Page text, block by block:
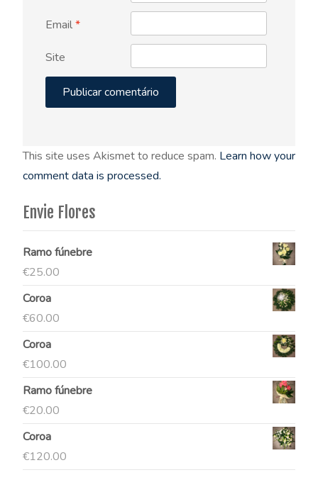
Email*
Site
This site uses Akismet to reduce spam. Learn how your
comment data is processed.
Envie Flores
Ramo fúnebre
€25.00
Coroa
€60.00
Coroa
€100.00
Ramo fúnebre
€20.00
Coroa
€120.00